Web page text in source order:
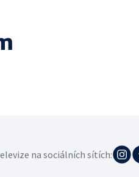
na sociálních sítích: